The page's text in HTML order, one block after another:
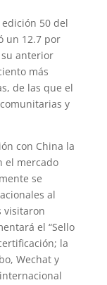
50 del
un 12.7 por
anterior
más
de las que el
y
con China la
el mercado
se
al
visitaron
el “Sello
la
Wechat y